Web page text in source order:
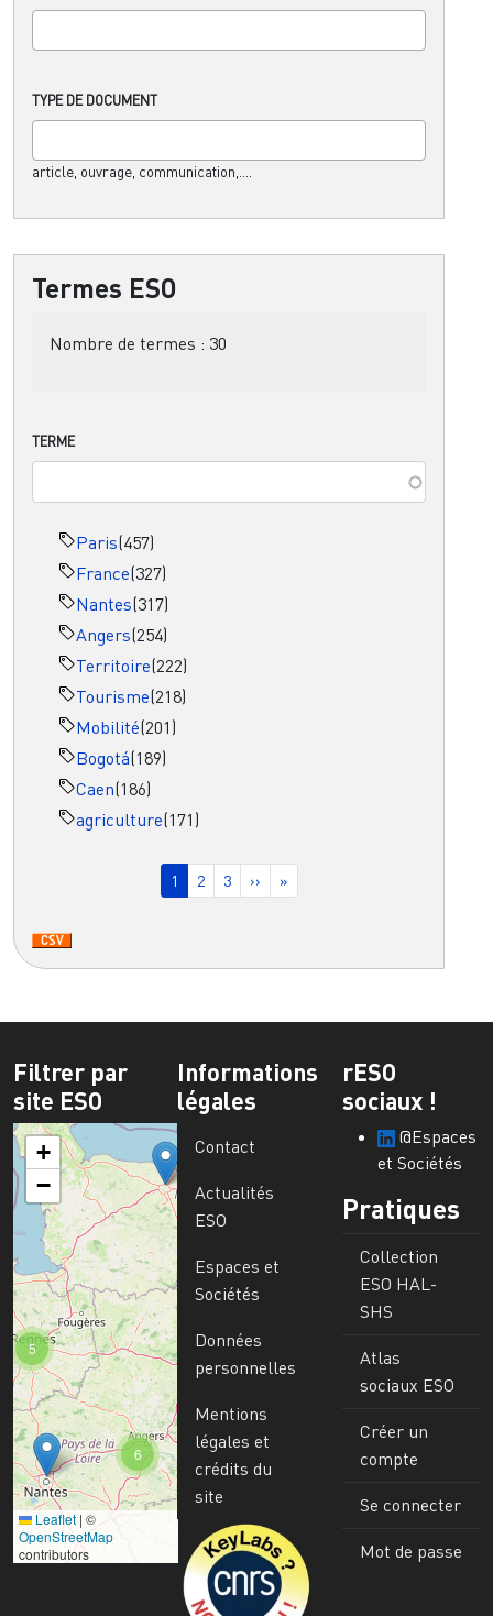
TYPE DE DOCUMENT
article, ouvrage, communication,....
Termes ESO
Nombre de termes : 30
TERME
Paris(457)
France(327)
Nantes(317)
Angers(254)
Territoire(222)
Tourisme(218)
Mobilité(201)
Bogotá(189)
Caen(186)
agriculture(171)
Page courante
1 Page
2 Page
3 Page suivante
›› Dernière page
»
Filtrer par
site ESO
6
5
+
−
Leaflet | ©
OpenStreetMap
contributors
Informations
légales
Contact
Actualités
ESO
Espaces et
Sociétés
Données
personnelles
Mentions
légales et
crédits du
site
Image
rESO
sociaux !
@Espaces
et Sociétés
Pratiques
Collection
ESO HAL-
SHS
Atlas
sociaux ESO
Créer un
compte
Se connecter
Mot de passe